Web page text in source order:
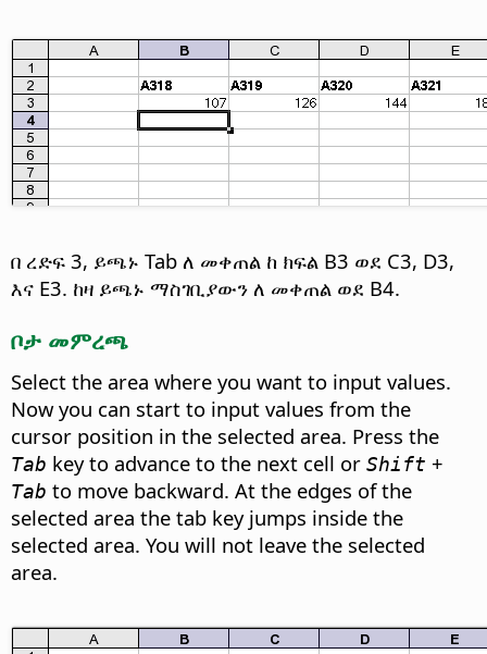
በ ረድፍ 3, ይጫኑ Tab ለ መቀጠል ከ ክፍል B3 ወደ C3, D3,
እና E3. ከዛ ይጫኑ ማስገቢያውን ለ መቀጠል ወደ B4.
ቦታ መምረጫ
Select the area where you want to input values.
Now you can start to input values from the
cursor position in the selected area. Press the
Tab key to advance to the next cell or Shift +
Tab to move backward. At the edges of the
selected area the tab key jumps inside the
selected area. You will not leave the selected
area.